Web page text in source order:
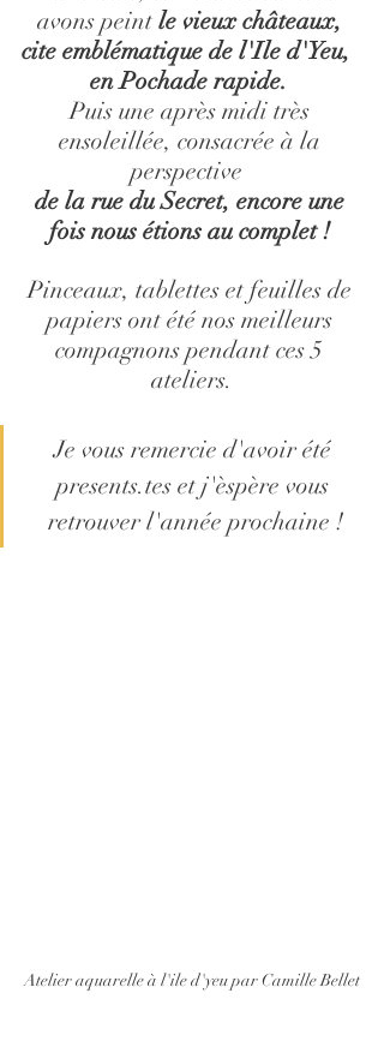
avons peint le vieux châteaux,
cite emblématique de l'Ile d'Yeu,
en Pochade rapide.
Puis une après midi très
ensoleillée, consacrée à la
perspective
de la rue du Secret, encore une
fois nous étions au complet !
Pinceaux, tablettes et feuilles de
papiers ont été nos meilleurs
compagnons pendant ces 5
ateliers.
Je vous remercie d'avoir été
presents.tes et j'èspère vous
retrouver l'année prochaine !
Atelier aquarelle à l'ile d'yeu par Camille Bellet